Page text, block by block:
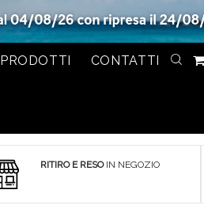
PRODOTTI CONTATTI
RITIRO E RESOIN NEGOZIO